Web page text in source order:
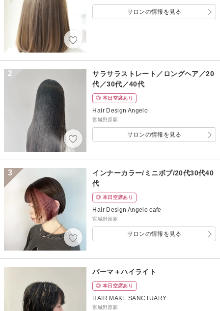
サロンの情報を見る
2
サラサラストレート／ロングヘア／20
代／30代／40代
◎ 本日空席あり
Hair Design Angelo
宮城野原駅
サロンの情報を見る
3
インナーカラー/ミニボブ/20代30代40
代
◎ 本日空席あり
Hair Design Angelo cafe
宮城野原駅
サロンの情報を見る
パーマ＋ハイライト
◎ 本日空席あり
HAIR MAKE SANCTUARY
宮城野原駅